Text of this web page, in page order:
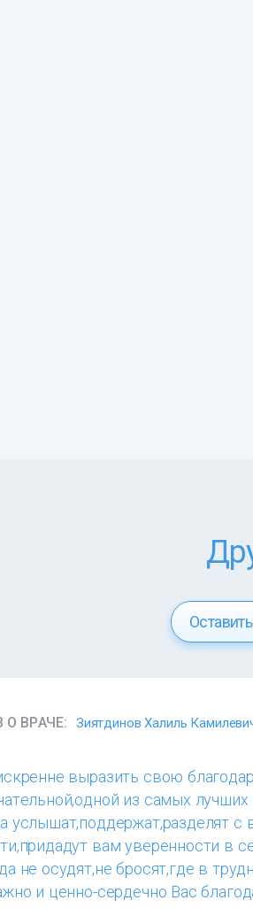
О ВРАЧЕ: Зиятдинов Халиль
выразить свою
из самых
услышат,поддержат,разделят
вам уверенности в
не осудят,не бросят,где в
и ценно-сердечно Вас